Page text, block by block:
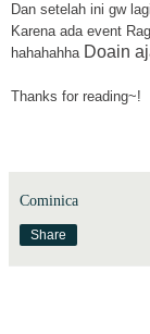
Dan setelah ini gw
Karena ada event
hahahahha Doain
Thanks for reading~!
Cominica
Share